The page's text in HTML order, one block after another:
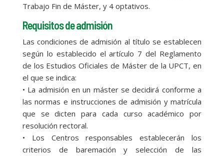
Trabajo Fin de Máster, y 4 optativos.
Requisitos de admisión
Las condiciones de admisión al título se establecen
según lo establecido el artículo 7 del Reglamento
de los Estudios Oficiales de Máster de la UPCT, en
el que se indica:
• La admisión en un máster se decidirá conforme a
las normas e instrucciones de admisión y matrícula
que se dicten para cada curso académico por
resolución rectoral.
• Los Centros responsables establecerán los
criterios de baremación y selección de las